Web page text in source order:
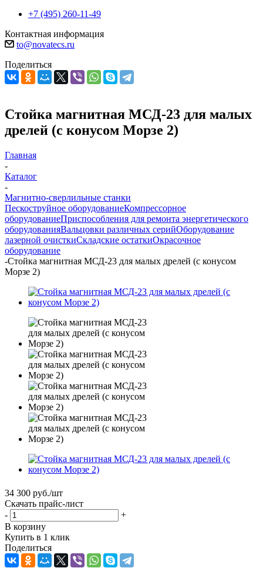
+7 (495) 260-11-49
Контактная информация
to@novatecs.ru
Поделиться
Стойка магнитная МСД-23 для малых
дрелей (с конусом Морзе 2)
Главная
-
Каталог
-
Магнитно-сверлильные станки
Пескоструйное оборудованиеКомпрессорное
оборудованиеПриспособления для ремонта энергетического
оборудованияВальцовки различных серийОборудование
лазерной очисткиСкладские остаткиОкрасочное
оборудование
-Стойка магнитная МСД-23 для малых дрелей (с конусом
Морзе 2)
34 300 руб./шт
Скачать прайс-лист
-
+
В корзину
Купить в 1 клик
Поделиться